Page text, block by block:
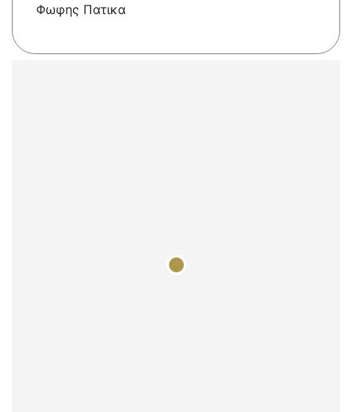
Φωφης Πατικα